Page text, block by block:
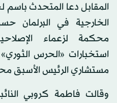
المقابل دعا المتحدث باسم
الخارجية في البرلمان
محكمة لزعماء
استخبارات «الحرس
مستشاري الرئيس الأسبق
وقالت فاطمة كروبي